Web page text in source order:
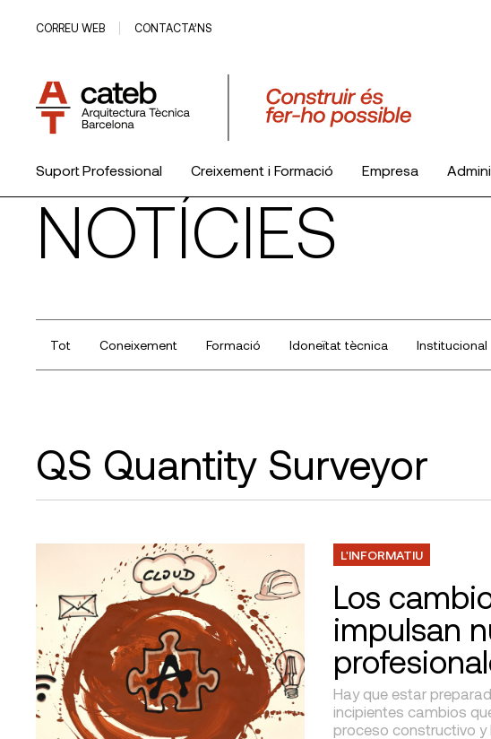
CORREU WEB CONTACTA’NS
Suport Professional Creixement i Formació Empresa
El Col·legi
NOTÍCIES
Tot Coneixement Formació Idoneïtat tècnica Institucional
QS Quantity Surveyor
L'INFORMATIU
Los
impulsan
Hay que estar
incipientes cambios
proceso constructivo